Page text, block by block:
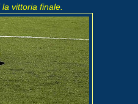
vittoria finale.